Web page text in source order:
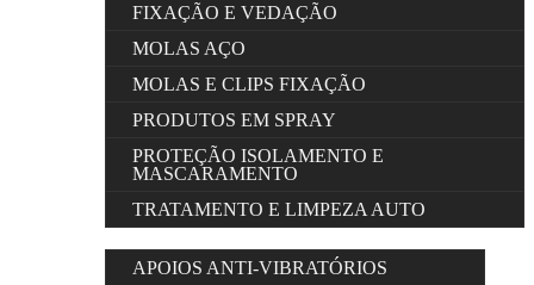
FIXAÇÃO E VEDAÇÃO
MOLAS AÇO
MOLAS E CLIPS FIXAÇÃO
PRODUTOS EM SPRAY
PROTEÇÃO ISOLAMENTO E
MASCARAMENTO
TRATAMENTO E LIMPEZA AUTO
APOIOS ANTI-VIBRATÓRIOS